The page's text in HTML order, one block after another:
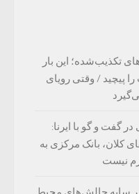
تکذیب‌شده؛ این بار
پیچید / وقتی رویای
گفت و گو با ایرنا:
کلان، بانک مرکزی به
نیست